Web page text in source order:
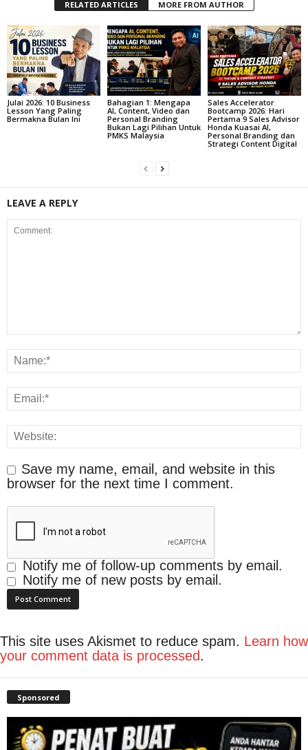
RELATED ARTICLES MORE FROM AUTHOR
Julai 2026: 10 Business
Lesson Yang Paling
Bermakna Bulan Ini
Bahagian 1: Mengapa
AI, Content, Video dan
Personal Branding
Bukan Lagi Pilihan Untuk
PMKS Malaysia
Sales Accelerator
Bootcamp 2026: Hari
Pertama 9 Sales Advisor
Honda Kuasai AI,
Personal Branding dan
Strategi Content Digital
LEAVE A REPLY
Save my name, email, and website in this
browser for the next time I comment.
Notify me of follow-up comments by email.
Notify me of new posts by email.
This site uses Akismet to reduce spam. Learn how
your comment data is processed.
Sponsored